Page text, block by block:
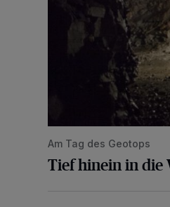
Am Tag des Geotops
Tief hinein in